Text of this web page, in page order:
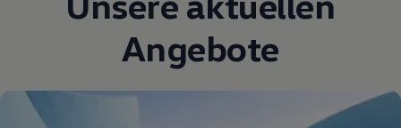
Angebote